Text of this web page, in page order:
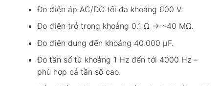
Đo điện áp AC/DC tối đa khoảng 600 V.
Đo điện trở trong khoảng 0.1 Ω → ~40 MΩ.
Đo điện dung đến khoảng 40.000 µF.
Đo tần số từ khoảng 1 Hz đến tới 4000 Hz –
phù hợp cả tần số cao.